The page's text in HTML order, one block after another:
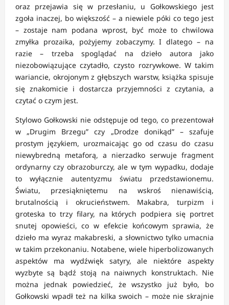
oraz przejawia się w przesłaniu, u Gołkowskiego jest
zgoła inaczej, bo większość – a niewiele póki co tego jest
– zostaje nam podana wprost, być może to chwilowa
zmyłka prozaika, pożyjemy zobaczymy. I dlatego – na
razie – trzeba spoglądać na dzieło autora jako
niezobowiązujące czytadło, czysto rozrywkowe. W takim
wariancie, okrojonym z głębszych warstw, książka spisuje
się znakomicie i dostarcza przyjemności z czytania, a
czytać o czym jest.
Stylowo Gołkowski nie odstępuje od tego, co prezentował
w „Drugim Brzegu” czy „Drodze donikąd” – szafuje
prostym językiem, urozmaicając go od czasu do czasu
niewybredną metaforą, a nierzadko serwuje fragment
ordynarny czy obrazoburczy, ale w tym wypadku, dodaje
to wyłącznie autentyzmu światu przedstawionemu.
Światu, przesiąkniętemu na wskroś nienawiścią,
brutalnością i okrucieństwem. Makabra, turpizm i
groteska to trzy filary, na których podpiera się portret
snutej opowieści, co w efekcie końcowym sprawia, że
dzieło ma wyraz makabreski, a słownictwo tylko umacnia
w takim przekonaniu. Notabene, wiele hiperbolizowanych
aspektów ma wydźwięk satyry, ale niektóre aspekty
wyzbyte są bądź stoją na naiwnych konstruktach. Nie
można jednak powiedzieć, że wszystko już było, bo
Gołkowski wpadł też na kilka swoich – może nie skrajnie